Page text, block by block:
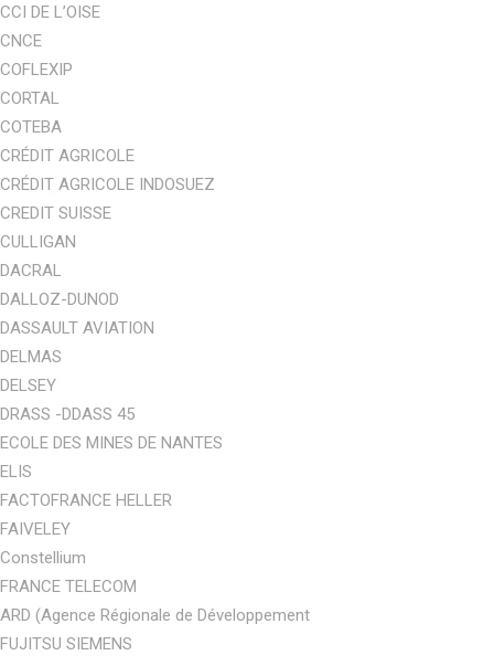
CCI DE L’OISE
CNCE
COFLEXIP
CORTAL
COTEBA
CRÉDIT AGRICOLE
CRÉDIT AGRICOLE INDOSUEZ
CREDIT SUISSE
CULLIGAN
DACRAL
DALLOZ-DUNOD
DASSAULT AVIATION
DELMAS
DELSEY
DRASS -DDASS 45
ECOLE DES MINES DE NANTES
ELIS
FACTOFRANCE HELLER
FAIVELEY
Constellium
FRANCE TELECOM
ARD (Agence Régionale de Développement
FUJITSU SIEMENS